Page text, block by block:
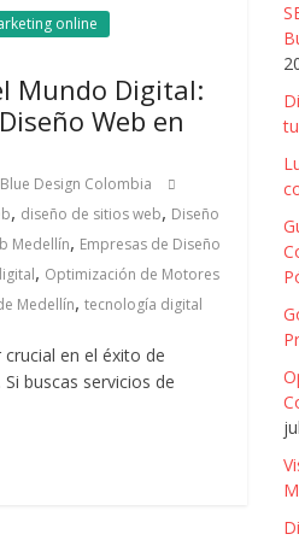
online
Mundo Digital:
Web en
Design Colombia
, diseño de sitios web, Diseño
Medellín, Empresas de Diseño
, Optimización de Motores
Medellín,tecnología digital
en el éxito de
buscas servicios de